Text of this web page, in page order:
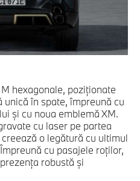
hexagonale, poziţionate
în spate, împreună cu
şi cu noua emblemă XM.
cu laser pe partea
o legătură cu ultimul
cu pasajele roţilor,
robustă şi